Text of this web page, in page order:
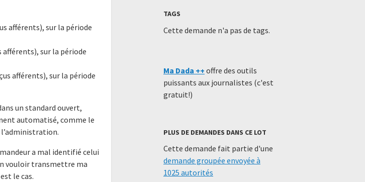
afférents), sur la période
afférents), sur la période
afférents), sur la période
un standard ouvert,
automatisé, comme le
a mal identifié celui
vouloir transmettre ma
le cas.
TAGS
Cette demande n'a pas de tags.
Ma Dada ++ offre des outils
puissants aux journalistes (c'est
gratuit!)
PLUS DE DEMANDES DANS CE LOT
Cette demande fait partie d'une
demande groupée envoyée à
1025 autorités